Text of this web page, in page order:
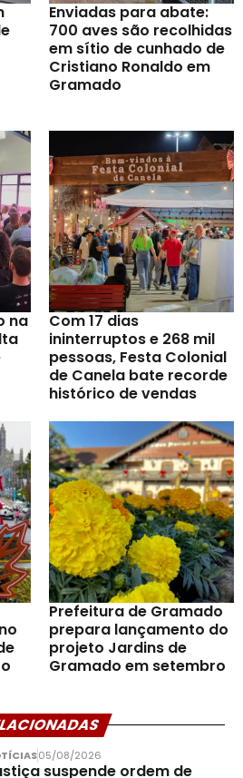
Enviadas para abate:
700 aves são recolhidas
em sítio de cunhado de
Cristiano Ronaldo em
Gramado
na
Com 17 dias
ininterruptos e 268 mil
pessoas, Festa Colonial
de Canela bate recorde
histórico de vendas
Prefeitura de Gramado
prepara lançamento do
projeto Jardins de
Gramado em setembro
05/08/2026
suspende ordem de